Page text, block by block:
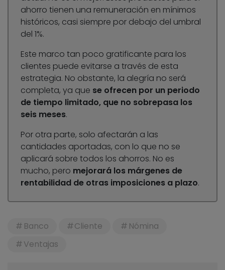
ahorro tienen una remuneración en mínimos
históricos, casi siempre por debajo del umbral
del 1%.
Este marco tan poco gratificante para los
clientes puede evitarse a través de esta
estrategia. No obstante, la alegría no será
completa, ya que se ofrecen por un periodo
de tiempo limitado, que no sobrepasa los
seis meses.
Por otra parte, solo afectarán a las
cantidades aportadas, con lo que no se
aplicará sobre todos los ahorros. No es
mucho, pero mejorará los márgenes de
rentabilidad de otras imposiciones a plazo.
Banco Cliente
Nómina
Ventajas